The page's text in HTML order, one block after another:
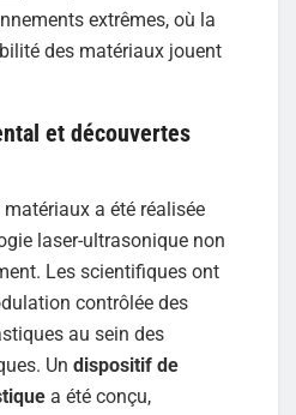
extrêmes, où la
des matériaux jouent
et découvertes
a été réalisée
laser-ultrasonique non
Les scientifiques ont
contrôlée des
au sein des
Un dispositif de
a été conçu,